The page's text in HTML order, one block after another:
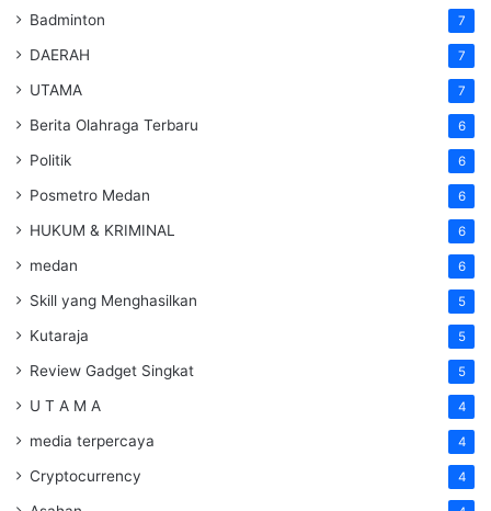
Badminton 7
DAERAH 7
UTAMA 7
Berita Olahraga Terbaru 6
Politik 6
Posmetro Medan 6
HUKUM & KRIMINAL 6
medan 6
Skill yang Menghasilkan 5
Kutaraja 5
Review Gadget Singkat 5
U T A M A 4
media terpercaya 4
Cryptocurrency 4